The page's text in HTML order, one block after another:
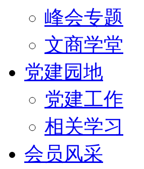
峰会专题
文商学堂
党建园地
党建工作
相关学习
会员风采